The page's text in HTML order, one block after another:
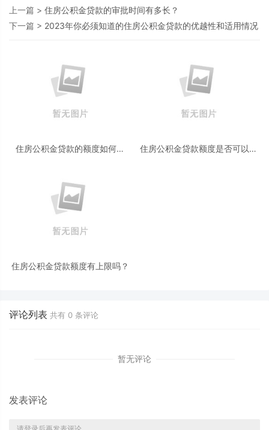
上一篇 > 住房公积金贷款的审批时间有多长？
下一篇 > 2023年你必须知道的住房公积金贷款的优越性和适用情况
住房公积金贷款的额度如何确
住房公积金贷款额度是否可以累
住房公积金贷款额度有上限吗？
评论列表 共有 0 条评论
暂无评论
发表评论